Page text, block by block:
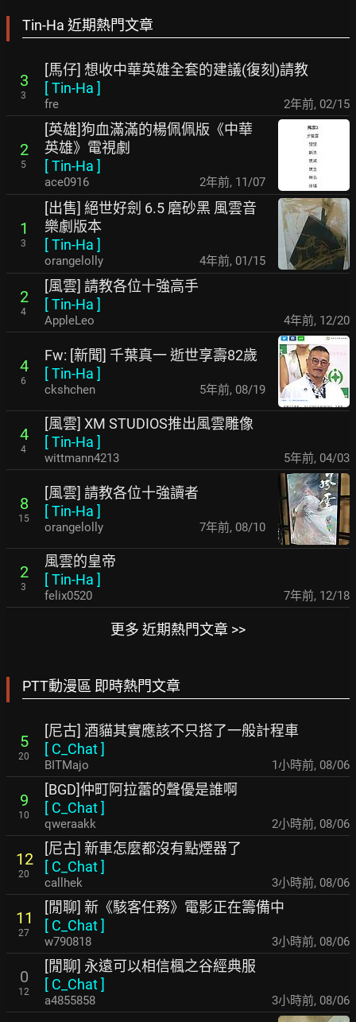
Tin-Ha 近期熱門文章
3
3
[馬仔] 想收中華英雄全套的建議(復刻)請教
[Tin-Ha ]
fre 2年前, 02/15
2
5
[英雄]狗血滿滿的楊佩佩版《中華
英雄》電視劇
[Tin-Ha ]
ace0916 2年前, 11/07
1
3
[出售] 絕世好劍 6.5 磨砂黑 風雲音
樂劇版本
[Tin-Ha ]
orangelolly 4年前, 01/15
2
4
[風雲] 請教各位十強高手
[Tin-Ha ]
AppleLeo 4年前, 12/20
4
6
Fw: [新聞] 千葉真一 逝世享壽82歲
[Tin-Ha ]
ckshchen 5年前, 08/19
4
4
[風雲] XM STUDIOS推出風雲雕像
[Tin-Ha ]
wittmann4213 5年前, 04/03
8
15
[風雲] 請教各位十強讀者
[Tin-Ha ]
orangelolly 7年前, 08/10
2
3
風雲的皇帝
[Tin-Ha ]
felix0520 7年前, 12/18
更多 近期熱門文章 >>
PTT動漫區 即時熱門文章
5
20
[尼古] 酒貓其實應該不只搭了一般計程車
[ C_Chat]
BITMajo 1小時前, 08/06
9
10
[BGD]仲町阿拉蕾的聲優是誰啊
[ C_Chat]
qweraakk 2小時前, 08/06
12
20
[尼古] 新車怎麼都沒有點煙器了
[ C_Chat]
callhek 3小時前, 08/06
11
27
[閒聊] 新《駭客任務》電影正在籌備中
[ C_Chat]
w790818 3小時前, 08/06
0
12
[閒聊] 永遠可以相信楓之谷經典服
[ C_Chat]
a4855858 3小時前, 08/06